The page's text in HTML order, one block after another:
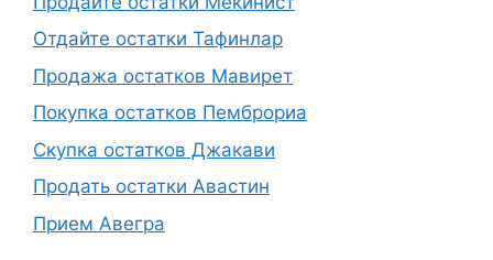
Отдайте остатки Тафинлар
Продажа остатков Мавирет
Покупка остатков Пемброриа
Скупка остатков Джакави
Продать остатки Авастин
Прием Авегра